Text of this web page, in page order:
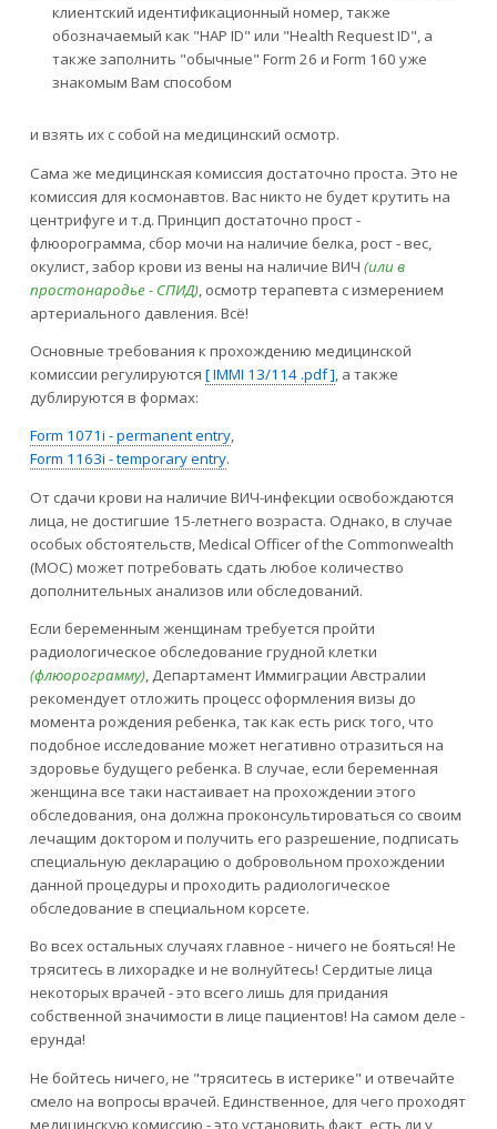
клиентский идентификационный номер, также
обозначаемый как "HAP ID" или "Health Request ID", а
также заполнить "обычные" Form 26 и Form 160 уже
знакомым Вам способом
и взять их с собой на медицинский осмотр.
Сама же медицинская комиссия достаточно проста. Это не
комиссия для космонавтов. Вас никто не будет крутить на
центрифуге и т.д. Принцип достаточно прост -
флюорограмма, сбор мочи на наличие белка, рост - вес,
окулист, забор крови из вены на наличие ВИЧ (или в
простонародье - СПИД), осмотр терапевта с измерением
артериального давления. Всё!
Основные требования к прохождению медицинской
комиссии регулируются [ IMMI 13/114 .pdf ], а также
дублируются в формах:
Form 1071i - permanent entry,
Form 1163i - temporary entry.
От сдачи крови на наличие ВИЧ-инфекции освобождаются
лица, не достигшие 15-летнего возраста. Однако, в случае
особых обстоятельств, Medical Officer of the Commonwealth
(MOC) может потребовать сдать любое количество
дополнительных анализов или обследований.
Если беременным женщинам требуется пройти
радиологическое обследование грудной клетки
(флюорограмму), Департамент Иммиграции Австралии
рекомендует отложить процесс оформления визы до
момента рождения ребенка, так как есть риск того, что
подобное исследование может негативно отразиться на
здоровье будущего ребенка. В случае, если беременная
женщина все таки настаивает на прохождении этого
обследования, она должна проконсультироваться со своим
лечащим доктором и получить его разрешение, подписать
специальную декларацию о добровольном прохождении
данной процедуры и проходить радиологическое
обследование в специальном корсете.
Во всех остальных случаях главное - ничего не бояться! Не
тряситесь в лихорадке и не волнуйтесь! Сердитые лица
некоторых врачей - это всего лишь для придания
собственной значимости в лице пациентов! На самом деле -
ерунда!
Не бойтесь ничего, не "тряситесь в истерике" и отвечайте
смело на вопросы врачей. Единственное, для чего проходят
медицинскую комиссию - это установить факт, есть ли у